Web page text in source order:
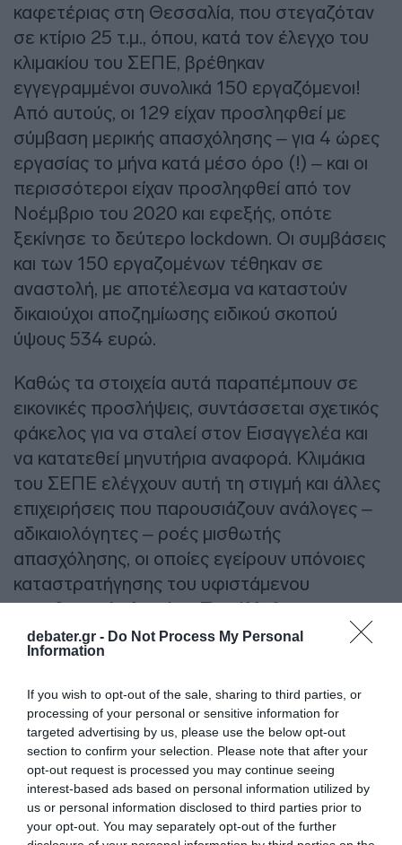
debater.gr - Do Not Process My Personal
Information
If you wish to opt-out of the sale, sharing to third parties, or
processing of your personal or sensitive information for
targeted advertising by us, please use the below opt-out
section to confirm your selection. Please note that after your
opt-out request is processed you may continue seeing
interest-based ads based on personal information utilized by
us or personal information disclosed to third parties prior to
your opt-out. You may separately opt-out of the further
καφετέριας στη Θεσσαλία, που στεγαζόταν
σε κτίριο 25 τ.μ., όπου, κατά τον έλεγχο του
κλιμακίου του ΣΕΠΕ, βρέθηκαν
εγγεγραμμένοι συνολικά 150 εργαζόμενοι!
Από αυτούς, οι 129 είχαν προσληφθεί με
σύμβαση μερικής απασχόλησης – για 4 ώρες
εργασίας το μήνα κατά μέσο όρο (!) – και οι
περισσότεροι είχαν προσληφθεί από τον
Νοέμβριο του 2020 και εφεξής, οπότε
ξεκίνησε το δεύτερο lockdown. Οι συμβάσεις
και των 150 εργαζομένων τέθηκαν σε
αναστολή, με αποτέλεσμα να καταστούν
δικαιούχοι αποζημίωσης ειδικού σκοπού
ύψους 534 ευρώ.
Καθώς τα στοιχεία αυτά παραπέμπουν σε
εικονικές προσλήψεις, συντάσσεται σχετικός
φάκελος για να σταλεί στον Εισαγγελέα και
να κατατεθεί μηνυτήρια αναφορά. Κλιμάκια
του ΣΕΠΕ ελέγχουν αυτή τη στιγμή και άλλες
επιχειρήσεις που παρουσιάζουν ανάλογες –
αδικαιολόγητες – ροές μισθωτής
απασχόλησης, οι οποίες εγείρουν υπόνοιες
καταστρατήγησης του υφιστάμενου
νομοθετικού πλαισίου. Παράλληλα με τους
φυσικούς ελέγχους από το ΣΕΠΕ,
πραγματοποιούνται και ψηφιακοί έλεγχοι των
στο ΠΣ ΕΡΓΑΝΗ, για να εντοπιστούν και
άλλες πρακτικές που ενδεχομένως
υποκρύπτουν καταχρηστική συμπεριφορά,
όπως π.χ. η πρόσληψη ασυνήθιστα μεγάλου
αριθμού εργαζομένων σε κλειστές ή
πληττόμενες επιχειρήσεις εν μέσω lockdown.